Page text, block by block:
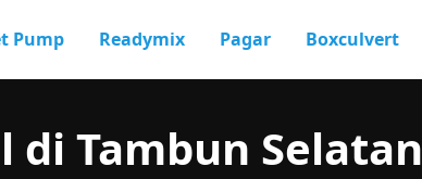
Pump Readymix Pagar Boxculvert
di Tambun